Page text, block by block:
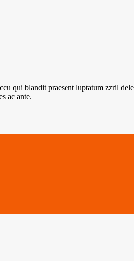
qui blandit praesent luptatum zzril
ac ante.